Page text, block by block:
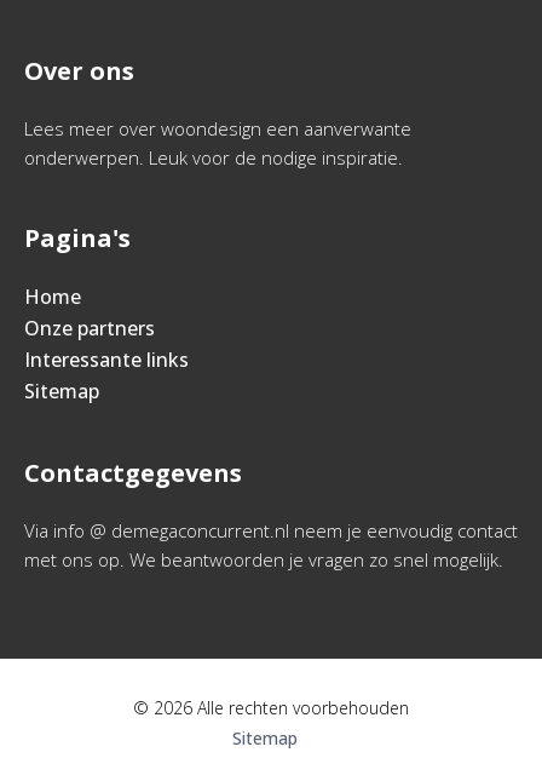
Over ons
Lees meer over woondesign een aanverwante
onderwerpen. Leuk voor de nodige inspiratie.
Pagina's
Home
Onze partners
Interessante links
Sitemap
Contactgegevens
Via info @ demegaconcurrent.nl neem je eenvoudig contact
met ons op. We beantwoorden je vragen zo snel mogelijk.
© 2026 Alle rechten voorbehouden
Sitemap